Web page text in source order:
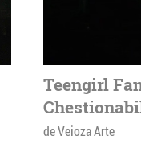
Teengirl
de Veioza Arte